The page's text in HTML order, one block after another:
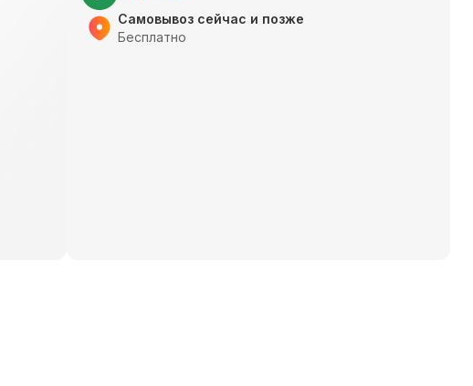
Самовывоз сейчас и позже
Бесплатно